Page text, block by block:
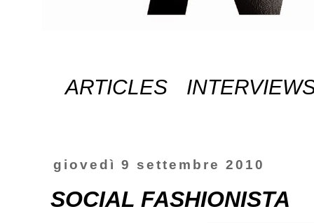
ARTICLES
giovedì 9 settembre 2010
SOCIAL FASHIONISTA